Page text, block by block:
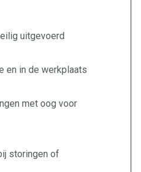
uitgevoerd
en in de werkplaats
met oog voor
storingen of